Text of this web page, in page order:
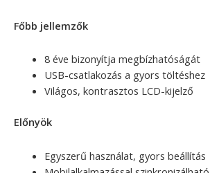
Főbb jellemzők
8 éve bizonyítja megbízhatóságát
USB-csatlakozás a gyors töltéshez
Világos, kontrasztos LCD-kijelző
Előnyök
Egyszerű használat, gyors beállítás